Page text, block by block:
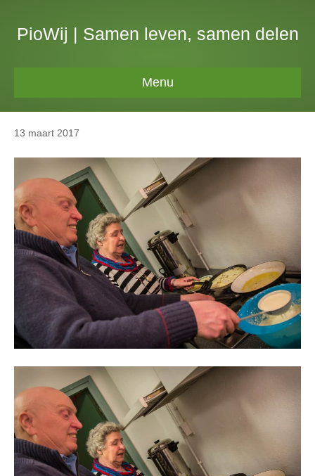
PioWij | Samen leven, samen delen
Menu
13 maart 2017